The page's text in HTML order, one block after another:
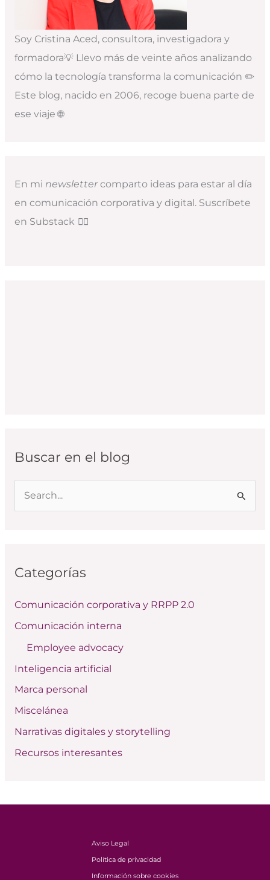
Soy Cristina Aced, consultora, investigadora y
formadora💡 Llevo más de veinte años analizando
cómo la tecnología transforma la comunicación ✏️
Este blog, nacido en 2006, recoge buena parte de
ese viaje 🌐
En mi newslettercomparto ideas para estar al día
en comunicación corporativa y digital. Suscríbete
en Substack 👇🏻
Buscar en el blog
a
p
o
:
Categorías
Comunicación corporativa y RRPP 2.0
Comunicación interna
Employee advocacy
Inteligencia artificial
Marca personal
Miscelánea
Narrativas digitales y storytelling
Recursos interesantes
Aviso Legal
Política de privacidad
Información sobre cookies